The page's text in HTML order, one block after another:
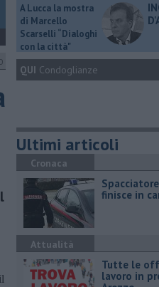
A Lucca la mostra
di Marcello
Scarselli “Dialoghi
con la città"
QUI Condoglianze
Ultimi articoli
Cronaca
finisce in
Attualità
​Tutte le
lavoro in